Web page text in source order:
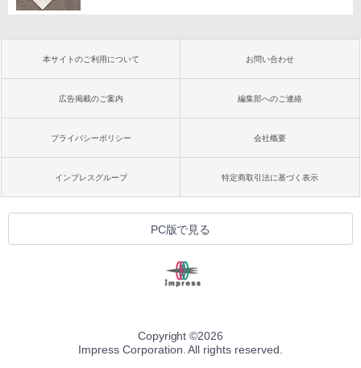
本サイトのご利用について お問い合わせ
広告掲載のご案内 編集部へのご連絡
プライバシーポリシー 会社概要
インプレスグループ 特定商取引法に基づく表示
PC版で見る
Copyright ©2026
Impress Corporation. All rights reserved.